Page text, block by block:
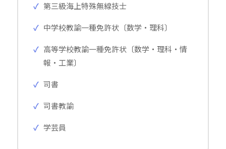
第三級海上特殊無線技士
中学校教諭一種免許状〔数学・理科〕
高等学校教諭一種免許状〔数学・理科・情
報・工業〕
司書
司書教諭
学芸員